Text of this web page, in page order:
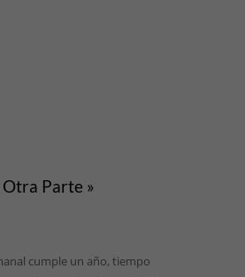
Parte »
cumple un año, tiempo